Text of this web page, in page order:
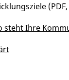
(PDF,
steht Ihre